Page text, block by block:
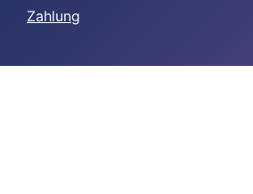
Zahlung